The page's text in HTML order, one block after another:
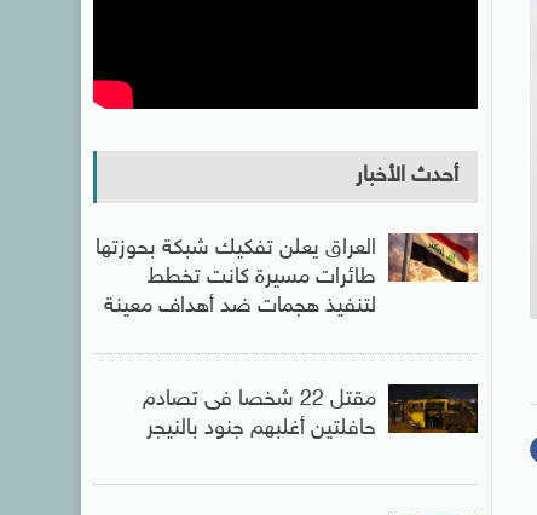
أحدث الأخبار
العراق يعلن تفكيك شبكة بحوزتها
طائرات مسيرة كانت تخطط
لتنفيذ هجمات ضد أهداف معينة
مقتل 22 شخصا فى تصادم
حافلتين أغلبهم جنود بالنيجر